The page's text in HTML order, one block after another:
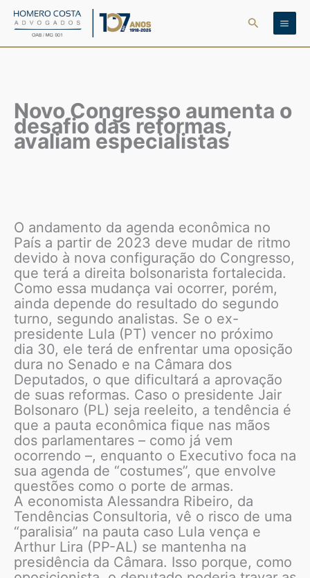
para
Pesquisar
Novo Congresso aumenta o
desafio das reformas,
avaliam especialistas
O andamento da agenda econômica no
País a partir de 2023 deve mudar de ritmo
devido à nova configuração do Congresso,
que terá a direita bolsonarista fortalecida.
Como essa mudança vai ocorrer, porém,
ainda depende do resultado do segundo
turno, segundo analistas. Se o ex-
presidente Lula (PT) vencer no próximo
dia 30, ele terá de enfrentar uma oposição
dura no Senado e na Câmara dos
Deputados, o que dificultará a aprovação
de suas reformas. Caso o presidente Jair
Bolsonaro (PL) seja reeleito, a tendência é
que a pauta econômica fique nas mãos
dos parlamentares – como já vem
ocorrendo –, enquanto o Executivo foca na
sua agenda de “costumes”, que envolve
questões como o porte de armas.
A economista Alessandra Ribeiro, da
Tendências Consultoria, vê o risco de uma
“paralisia” na pauta caso Lula vença e
Arthur Lira (PP-AL) se mantenha na
presidência da Câmara. Isso porque, como